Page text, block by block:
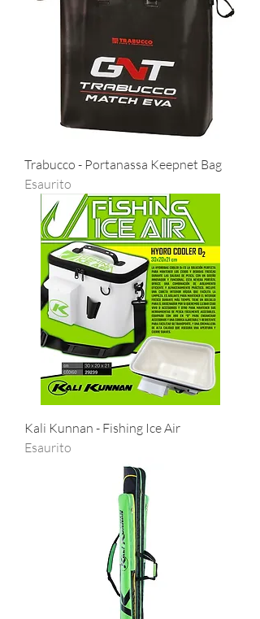
Trabucco - Portanassa Keepnet Bag
Esaurito
Kali Kunnan - Fishing Ice Air
Esaurito